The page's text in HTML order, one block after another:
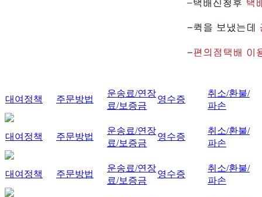
대여정책 주문방법
운송료/연장
료/보증금
영수증
취소/환불/
파손
대여정책 주문방법
운송료/연장
료/보증금
영수증
취소/환불/
파손
대여정책 주문방법
운송료/연장
료/보증금
영수증
취소/환불/
파손